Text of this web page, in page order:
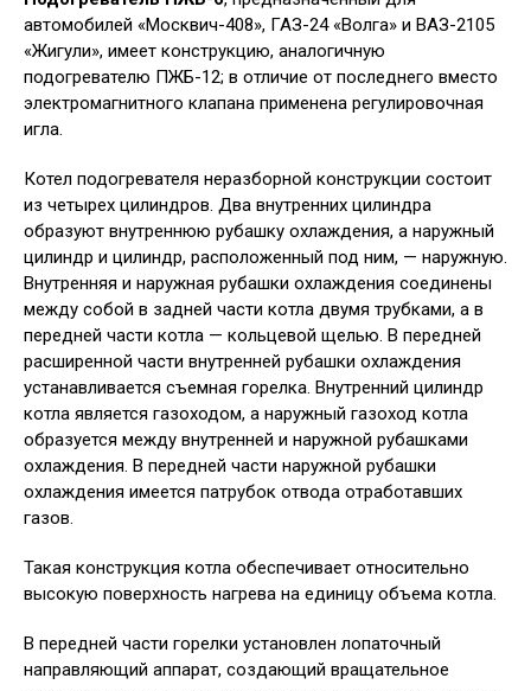
автомобилей «Москвич-408», ГАЗ-24 «Волга» и ВАЗ-2105
«Жигули», имеет конструкцию, аналогичную
подогревателю ПЖБ-12; в отличие от последнего вместо
электромагнитного клапана применена регулировочная
игла.
Котел подогревателя неразборной конструкции состоит
из четырех цилиндров. Два внутренних цилиндра
образуют внутреннюю рубашку охлаждения, а наружный
цилиндр и цилиндр, расположенный под ним, — наружную.
Внутренняя и наружная рубашки охлаждения соединены
между собой в задней части котла двумя трубками, а в
передней части котла — кольцевой щелью. В передней
расширенной части внутренней рубашки охлаждения
устанавливается съемная горелка. Внутренний цилиндр
котла является газоходом, а наружный газоход котла
образуется между внутренней и наружной рубашками
охлаждения. В передней части наружной рубашки
охлаждения имеется патрубок отвода отработавших
газов.
Такая конструкция котла обеспечивает относительно
высокую поверхность нагрева на единицу объема котла.
В передней части горелки установлен лопаточный
направляющий аппарат, создающий вращательное